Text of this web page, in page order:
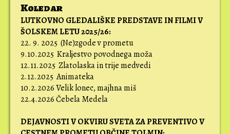
Koledar
LUTKOVNO GLEDALIŠKE PREDSTAVE IN FILMI V
ŠOLSKEM LETU 2025/26:
22. 9. 2025 (Ne)zgode v prometu
9.10.2025 Kraljestvo povodnega moža
12.11.2025 Zlatolaska in trije medvedi
2.12.2025 Animateka
10.2.2026 Velik lonec, majhna miš
22.4.2026 Čebela Medela
DEJAVNOSTI V OKVIRU SVETA ZA PREVENTIVO V